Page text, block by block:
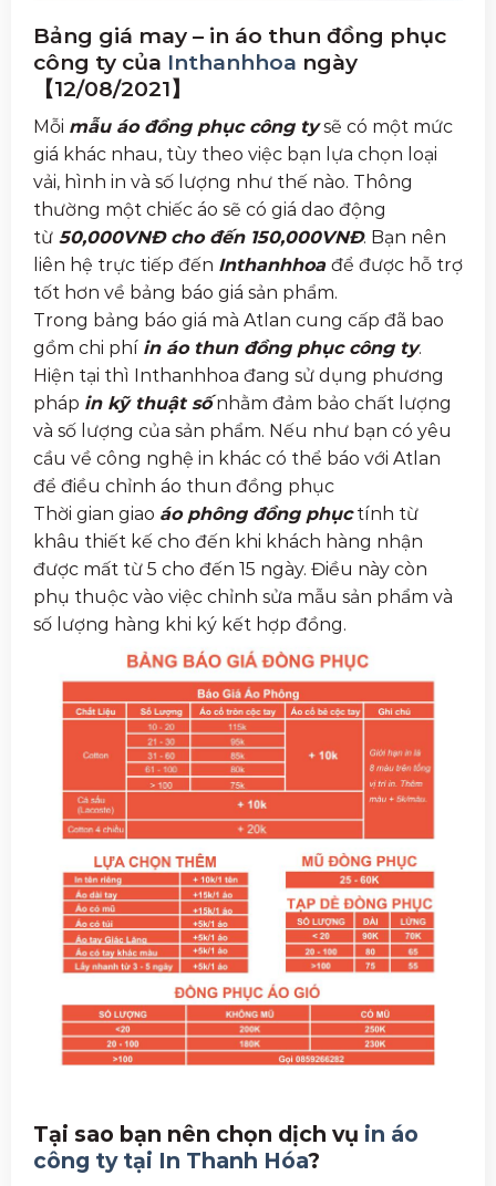
Bảng giá may – in áo thun đồng phục
công ty của Inthanhhoa ngày
【12/08/2021】
Mỗi mẫu áo đồng phục công tysẽ có một mức
giá khác nhau, tùy theo việc bạn lựa chọn loại
vải, hình in và số lượng như thế nào. Thông
thường một chiếc áo sẽ có giá dao động
từ 50,000VNĐ cho đến 150,000VNĐ. Bạn nên
liên hệ trực tiếp đến Inthanhhoa để được hỗ trợ
tốt hơn về bảng báo giá sản phẩm.
Trong bảng báo giá mà Atlan cung cấp đã bao
gồm chi phí in áo thun đồng phục công ty.
Hiện tại thì Inthanhhoa đang sử dụng phương
pháp in kỹ thuật sốnhằm đảm bảo chất lượng
và số lượng của sản phẩm. Nếu như bạn có yêu
cầu về công nghệ in khác có thể báo với Atlan
để điều chỉnh áo thun đồng phục
Thời gian giao áo phông đồng phụctính từ
khâu thiết kế cho đến khi khách hàng nhận
được mất từ 5 cho đến 15 ngày. Điều này còn
phụ thuộc vào việc chỉnh sửa mẫu sản phẩm và
số lượng hàng khi ký kết hợp đồng.
Tại sao bạn nên chọn dịch vụ in áo
công ty tại In Thanh Hóa?